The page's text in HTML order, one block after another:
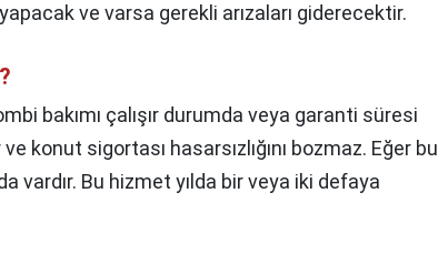
yapacak ve varsa gerekli arızaları giderecektir.
bakımı çalışır durumda veya garanti süresi
konut sigortası hasarsızlığını bozmaz. Eğer bu
vardır. Bu hizmet yılda bir veya iki defaya